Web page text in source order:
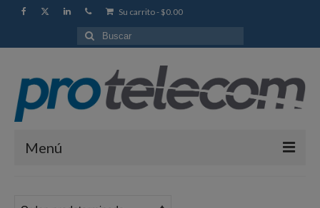
Su carrito- $0.00
Buscar
por:
Menú